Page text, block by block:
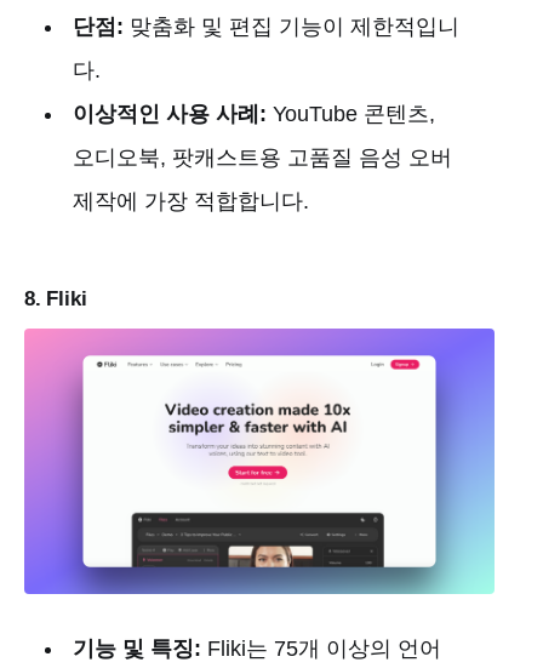
단점: 맞춤화 및 편집 기능이 제한적입니
다.
이상적인 사용 사례: YouTube 콘텐츠,
오디오북, 팟캐스트용 고품질 음성 오버
제작에 가장 적합합니다.
8. Fliki
기능 및 특징: Fliki는 75개 이상의 언어